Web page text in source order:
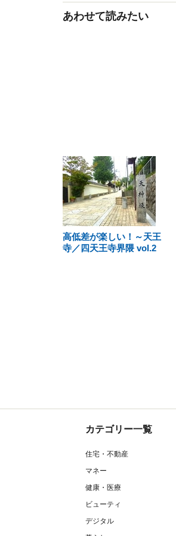
あわせて読みたい
高低差が楽しい！～天王
寺／四天王寺界隈 vol.2
カテゴリー一覧
住宅・不動産
マネー
健康・医療
ビューティ
デジタル